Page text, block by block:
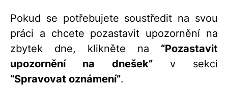
Pokud se potřebujete soustředit na svou
práci a chcete pozastavit upozornění na
zbytek dne, klikněte na “Pozastavit
upozornění na dnešek”v sekci
“Spravovat oznámení”.